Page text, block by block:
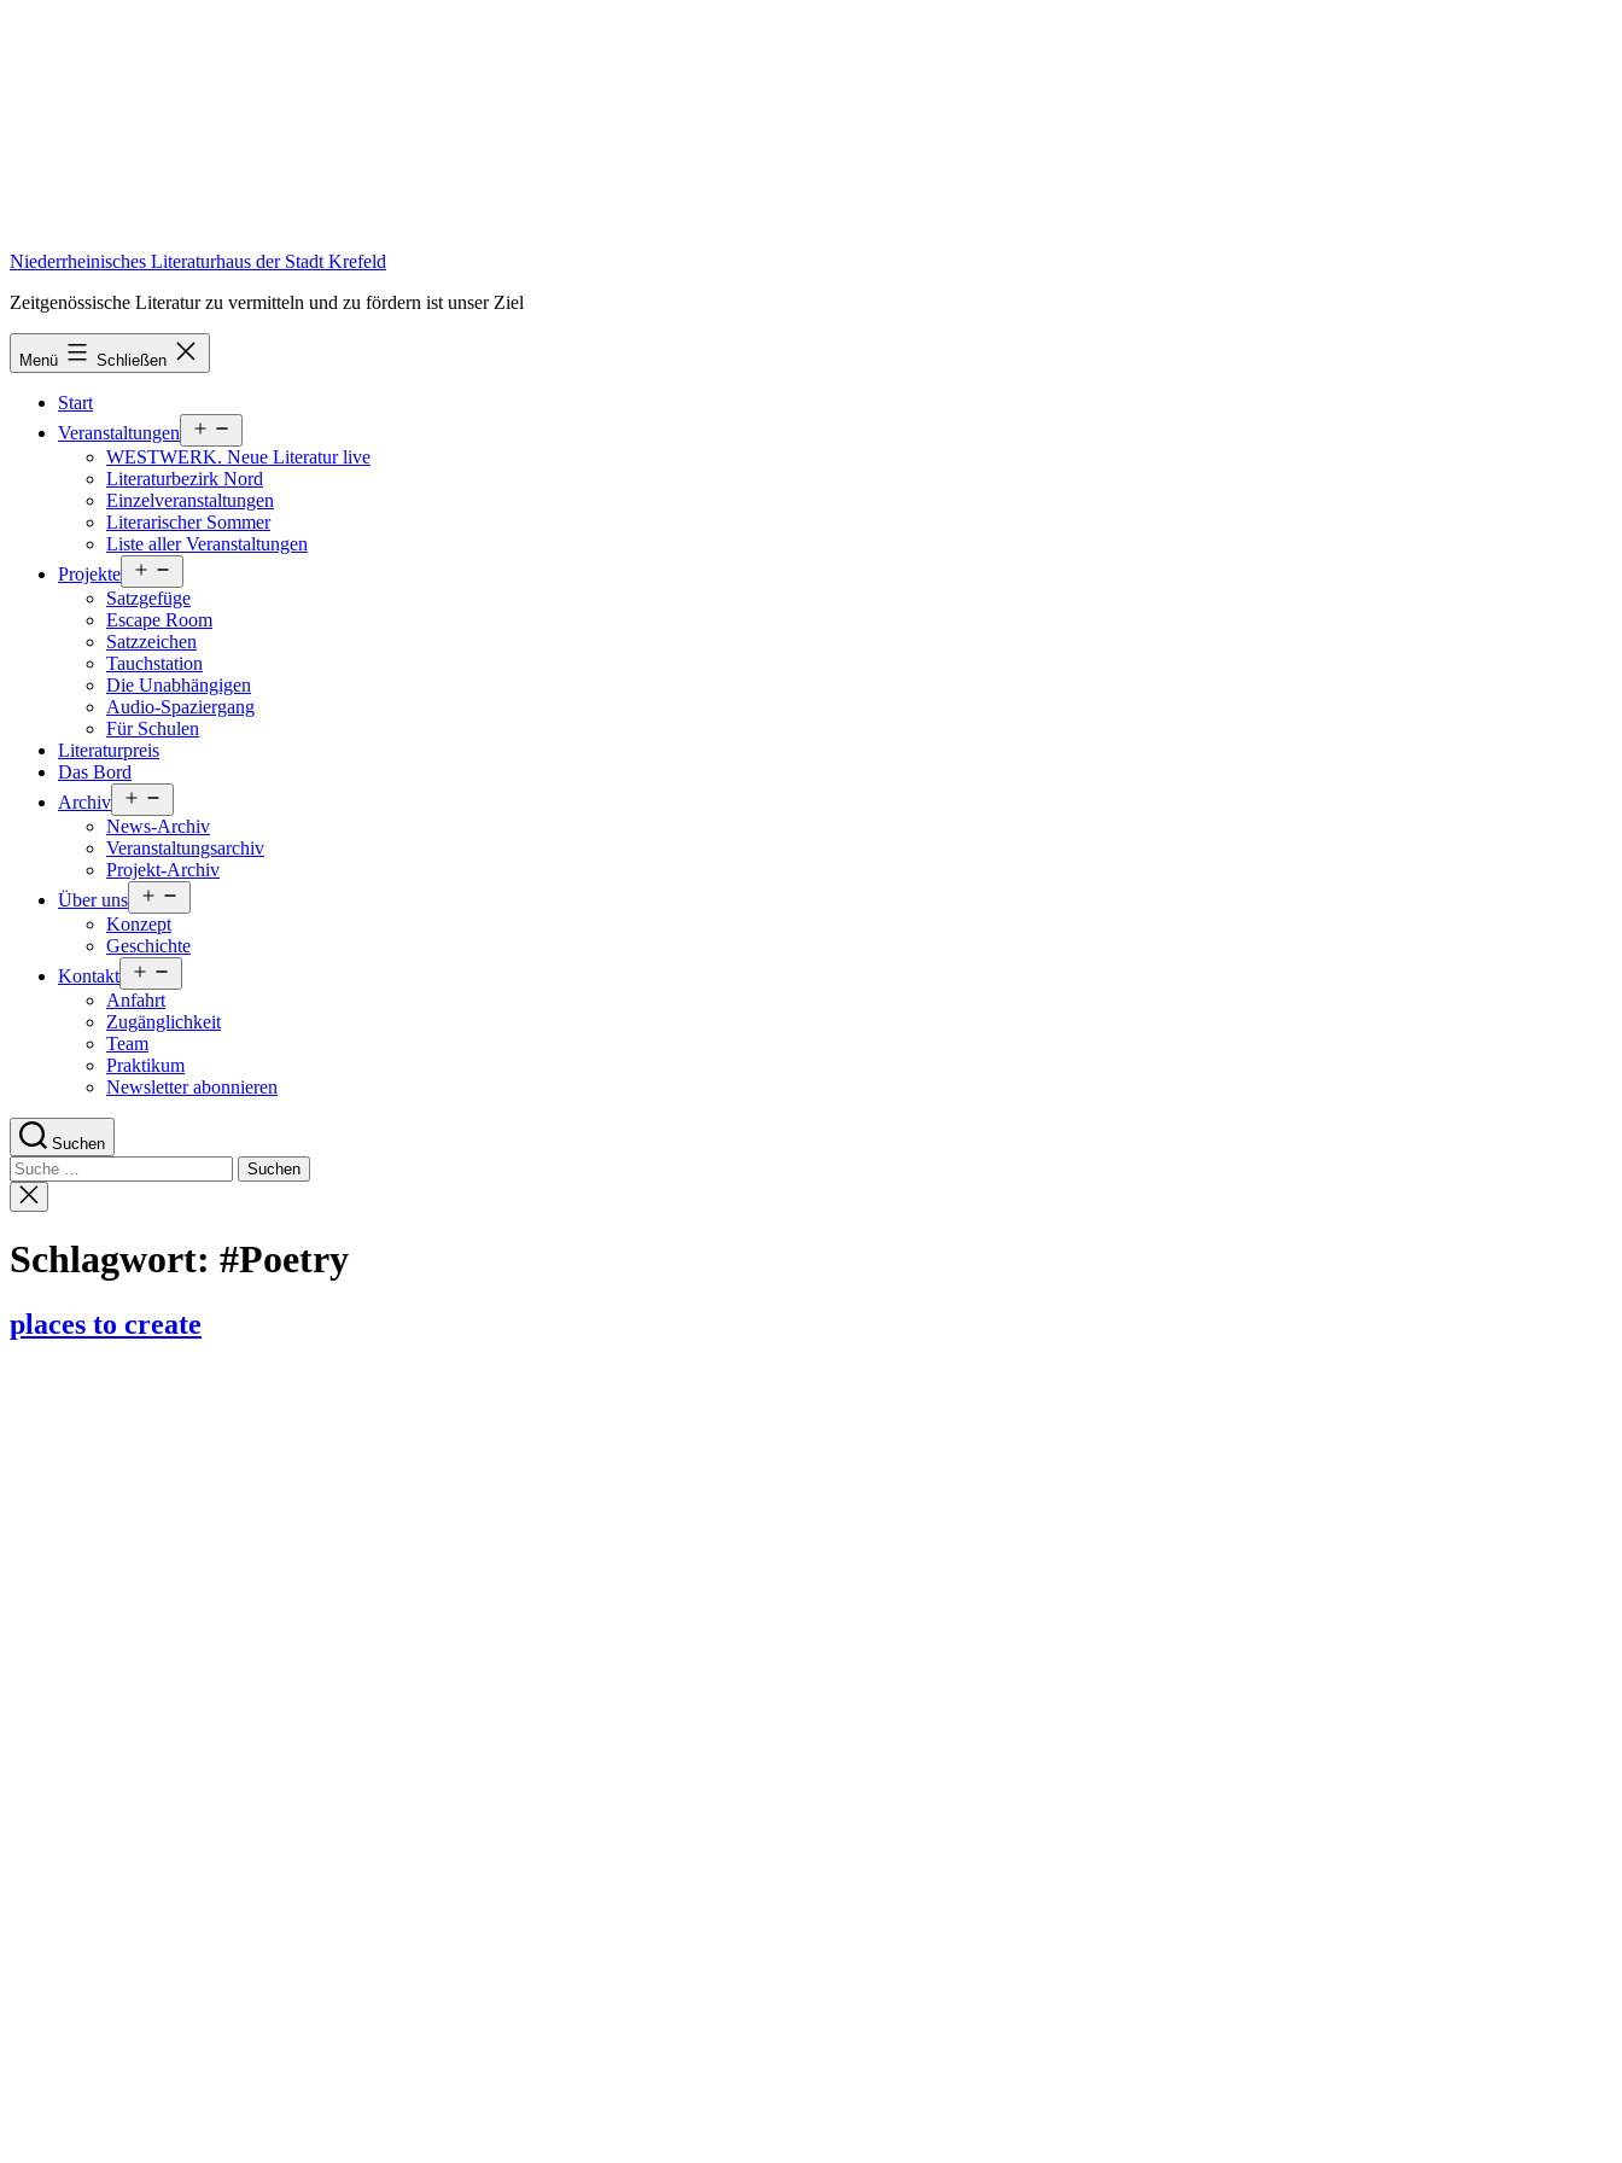
Niederrheinisches Literaturhaus der Stadt Krefeld
Zeitgenössische Literatur zu vermitteln und zu fördern ist unser Ziel
Menü Schließen
Start
Veranstaltungen
öffnen
WESTWERK. Neue Literatur live
Literaturbezirk Nord
Einzelveranstaltungen
Literarischer Sommer
Liste aller Veranstaltungen
Projekte
öffnen
Satzgefüge
Escape Room
Satzzeichen
Tauchstation
Die Unabhängigen
Audio-Spaziergang
Für Schulen
Literaturpreis
Das Bord
Archiv
öffnen
News-Archiv
Veranstaltungsarchiv
Projekt-Archiv
Über uns
öffnen
Konzept
Geschichte
Kontakt
öffnen
Anfahrt
Zugänglichkeit
Team
Praktikum
Newsletter abonnieren
Suchen
Suche
nach:
Suche
schließen
Schlagwort: #Poetry
places to create